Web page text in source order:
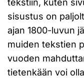
tekstiin, kuten
sisustus on
ajan 1800-luvun
muiden tekstien
vuoden
tietenkään voi